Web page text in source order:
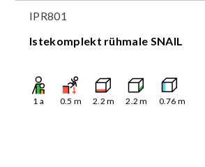
IPR801
Istekomplekt rühmale SNAIL
1 a 0.5 m 2.2 m 2.2 m 0.76 m